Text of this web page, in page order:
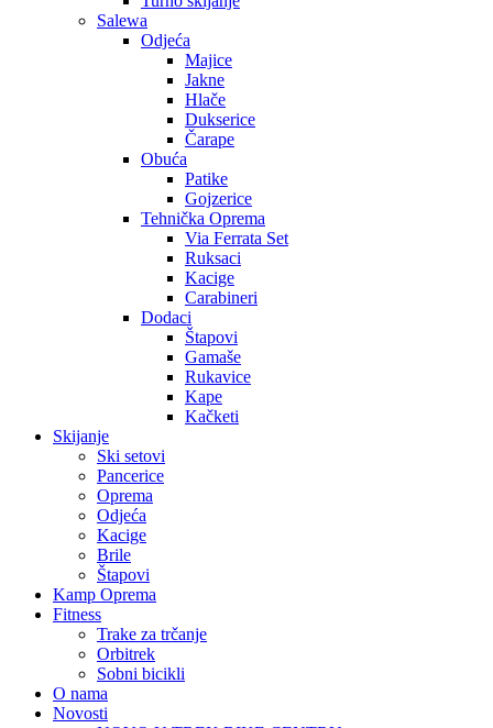
Salewa
Odjeća
Majice
Jakne
Hlače
Dukserice
Čarape
Obuća
Patike
Gojzerice
Tehnička Oprema
Via Ferrata Set
Ruksaci
Kacige
Carabineri
Dodaci
Štapovi
Gamaše
Rukavice
Kape
Kačketi
Skijanje
Ski setovi
Pancerice
Oprema
Odjeća
Kacige
Brile
Štapovi
Kamp Oprema
Fitness
Trake za trčanje
Orbitrek
Sobni bicikli
O nama
Novosti